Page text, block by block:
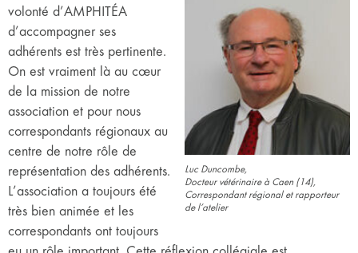
Luc Duncombe,
Docteur vétérinaire à Caen (14),
Correspondant régional et rapporteur
de l’atelier
volonté d’AMPHITÉA
d’accompagner ses
adhérents est très pertinente.
On est vraiment là au cœur
de la mission de notre
association et pour nous
correspondants régionaux au
centre de notre rôle de
représentation des adhérents.
L’association a toujours été
très bien animée et les
correspondants ont toujours